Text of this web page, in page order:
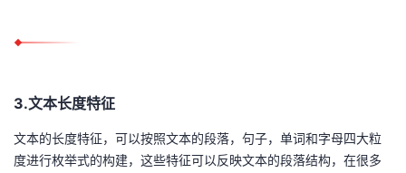
3.文本长度特征
文本的长度特征，可以按照文本的段落，句子，单词和字母四大粒
度进行枚举式的构建，这些特征可以反映文本的段落结构，在很多